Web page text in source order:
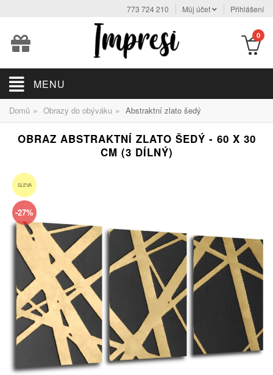
773 724 210 Můj účet Přihlášení
0
MENU
Domů » Obrazy do obýváku » Abstraktní zlato šedý
OBRAZ ABSTRAKTNÍ ZLATO ŠEDÝ - 60 X 30
CM (3 DÍLNÝ)
SLEVA
-27%